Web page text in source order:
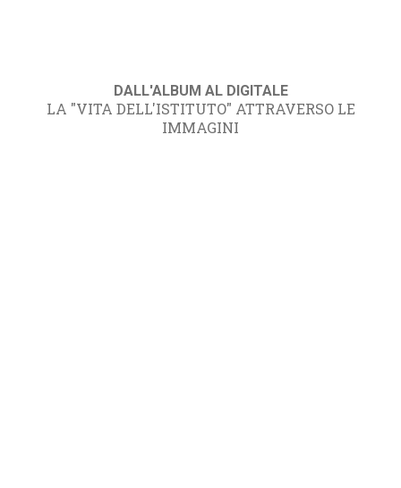
DALL'ALBUM AL DIGITALE
LA "VITA DELL'ISTITUTO" ATTRAVERSO LE
IMMAGINI